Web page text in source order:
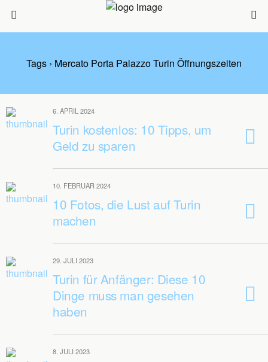
Tags › Mercato Porta Palazzo Turin Öffnungszeiten
6. APRIL 2024
Turin kostenlos: 10 Tipps, um
Geld zu sparen
10. FEBRUAR 2024
10 Fotos, die Lust auf Turin
machen
29. JULI 2023
Turin für Anfänger: Diese 10
Dinge muss man gesehen
haben
8. JULI 2023